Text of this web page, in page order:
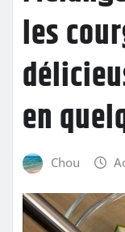
les
en
Chou